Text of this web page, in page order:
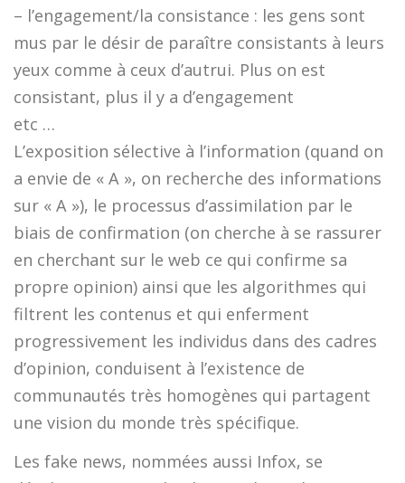
– l’engagement/la consistance : les gens sont
mus par le désir de paraître consistants à leurs
yeux comme à ceux d’autrui. Plus on est
consistant, plus il y a d’engagement
etc …
L’exposition sélective à l’information (quand on
a envie de « A », on recherche des informations
sur « A »), le processus d’assimilation par le
biais de confirmation (on cherche à se rassurer
en cherchant sur le web ce qui confirme sa
propre opinion) ainsi que les algorithmes qui
filtrent les contenus et qui enferment
progressivement les individus dans des cadres
d’opinion, conduisent à l’existence de
communautés très homogènes qui partagent
une vision du monde très spécifique.
Les fake news, nommées aussi Infox, se